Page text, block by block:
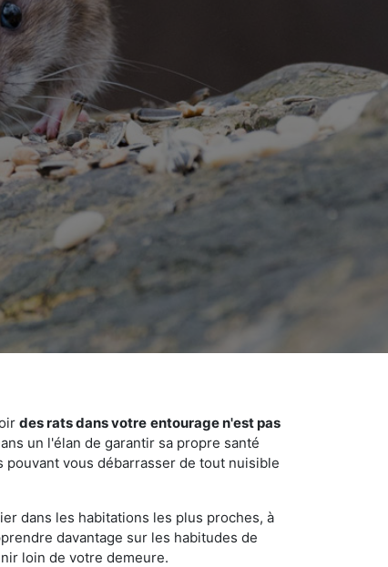
des rats dans votre entourage n'est pas
un l'élan de garantir sa propre santé
vous débarrasser de tout nuisible
dans les habitations les plus proches, à
davantage sur les habitudes de
loin de votre demeure.